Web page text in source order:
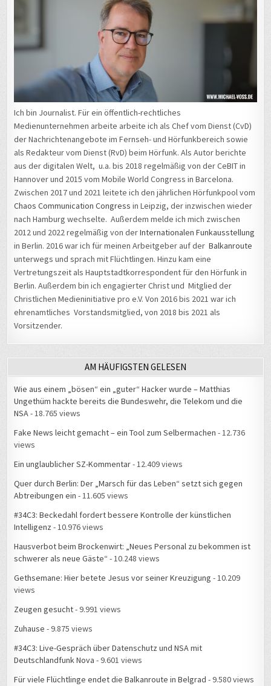
Ich bin Journalist. Für ein öffentlich-rechtliches
Medienunternehmen arbeite arbeite ich als Chef vom Dienst (CvD)
der Nachrichtenangebote im Fernseh- und Hörfunkbereich sowie
als Redakteur vom Dienst (RvD) beim Hörfunk. Als Autor berichte
aus der digitalen Welt, u.a. bis 2018 regelmäßig von der CeBIT in
Hannover und 2015 vom Mobile World Congress in Barcelona.
Zwischen 2017 und 2021 leitete ich den jährlichen Hörfunkpool vom
Chaos Communication Congress in Leipzig, der inzwischen wieder
nach Hamburg wechselte. Außerdem melde ich mich zwischen
2012 und 2022 regelmäßig von derInternationalen Funkausstellung
in Berlin. 2016 war ich für meinen Arbeitgeber auf derBalkanroute
unterwegs und sprach mit Flüchtlingen. Hinzu kam eine
Vertretungszeit als Hauptstadtkorrespondent für den Hörfunk in
Berlin. Außerdem bin ich engagierter Christ und Mitglied der
Christlichen Medieninitiative pro e.V. Von 2016 bis 2021 war ich
ehrenamtliches Vorstandsmitglied, von 2018 bis 2021 als
Vorsitzender.
AM HÄUFIGSTEN GELESEN
Wie aus einem „bösen“ ein „guter“ Hacker wurde – Matthias
Ungethüm hackte bereits die Bundeswehr, die Telekom und die
NSA- 18.765 views
Fake News leicht gemacht – ein Tool zum Selbermachen - 12.736
views
Ein unglaublicher SZ-Kommentar- 12.409 views
Quer durch Berlin: Der „Marsch für das Leben“ setzt sich gegen
Abtreibungen ein - 11.605 views
#34C3: Beckedahl fordert bessere Kontrolle der künstlichen
Intelligenz - 10.976 views
Hausverbot beim Brockenwirt: „Neues Personal zu bekommen ist
schwerer als neue Gäste“ - 10.248 views
Gethsemane: Hier betete Jesus vor seiner Kreuzigung - 10.209
views
Zeugen gesucht- 9.991 views
Zuhause - 9.875 views
#34C3: Live-Gespräch über Datenschutz und NSA mit
Deutschlandfunk Nova - 9.601 views
Für viele Flüchtlinge endet die Balkanroute in Belgrad - 9.580 views